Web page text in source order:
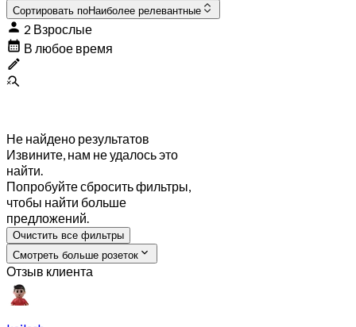
Сортировать поНаиболее релевантные
2 Взрослые
В любое время
Не найдено результатов
Извините, нам не удалось это
найти.
Попробуйте сбросить фильтры,
чтобы найти больше
предложений.
Очистить все фильтры
Смотреть больше розеток
Отзыв клиента